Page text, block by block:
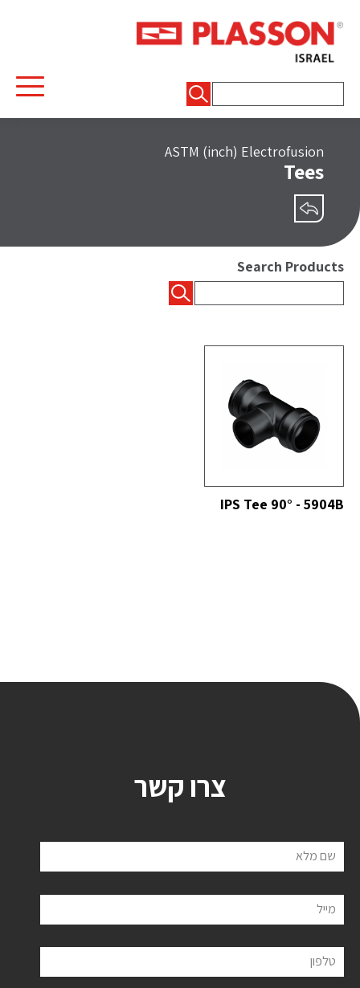
ASTM (inch) Electrofusion
Tees
Search Products
IPS Tee 90° - 5904B
צרו קשר
שם מלא
מייל
טלפון